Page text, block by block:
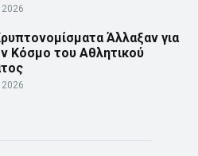
Άλλαξαν για
Κόσμο του Αθλητικού